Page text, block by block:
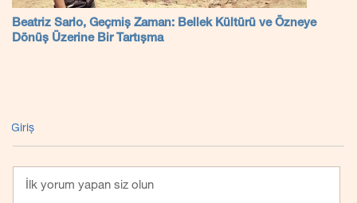
Beatriz Sarlo, Geçmiş Zaman: Bellek Kültürü ve Özneye
Dönüş Üzerine Bir Tartışma
Giriş